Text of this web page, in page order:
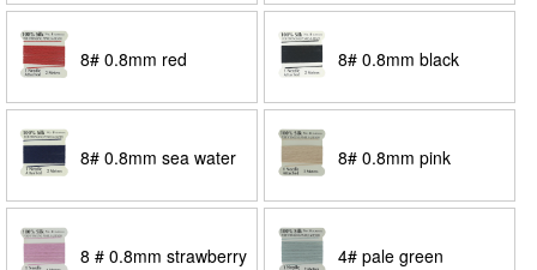
8# 0.8mm red 8# 0.8mm black
8# 0.8mm sea water
orchid
8# 0.8mm pink
8 # 0.8mm strawberry 4# pale green